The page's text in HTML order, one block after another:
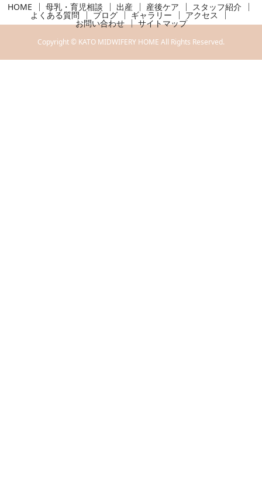
HOME 母乳・育児相談 出産 産後ケア スタッフ紹介
よくある質問 ブログ ギャラリー アクセス
お問い合わせ サイトマップ
Copyright © KATO MIDWIFERY HOME All Rights Reserved.